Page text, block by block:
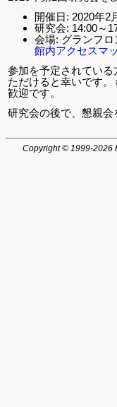
開催日: 2020年2
研究会: 14:00～
会場: グランフ
館内アクセスマ
参加を予定されてい
ただけると幸いです
歓迎です。
研究会の後で、懇親会
Copyright © 1999-2026